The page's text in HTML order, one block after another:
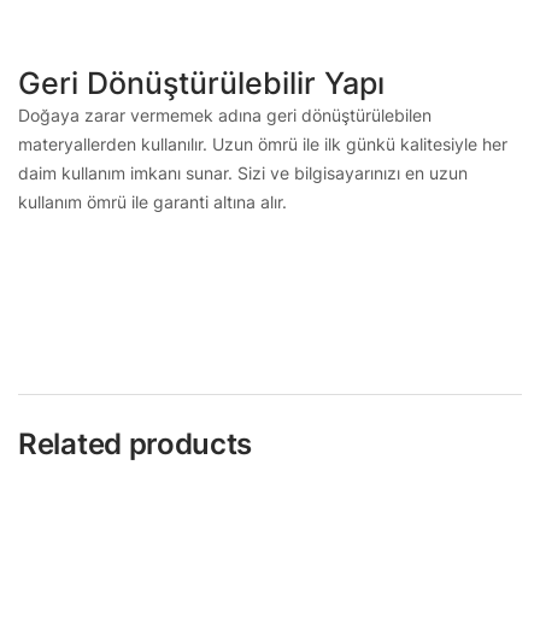
Geri Dönüştürülebilir Yapı
Doğaya zarar vermemek adına geri dönüştürülebilen
materyallerden kullanılır. Uzun ömrü ile ilk günkü kalitesiyle her
daim kullanım imkanı sunar. Sizi ve bilgisayarınızı en uzun
kullanım ömrü ile garanti altına alır.
Related products